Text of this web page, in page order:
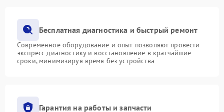
Бесплатная диагностика и быстрый ремонт
Современное оборудование и опыт позволяют провести
экспресс-диагностику и восстановление в кратчайшие
сроки, минимизируя время без устройства
Гарантия на работы и запчасти